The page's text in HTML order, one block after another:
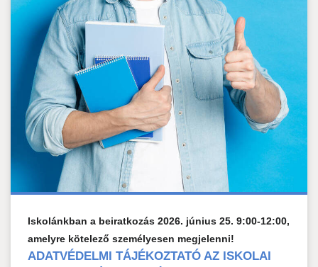
Iskolánkban a beiratkozás 2026. június 25. 9:00-12:00,
amelyre kötelező személyesen megjelenni!
ADATVÉDELMI TÁJÉKOZTATÓ AZ ISKOLAI